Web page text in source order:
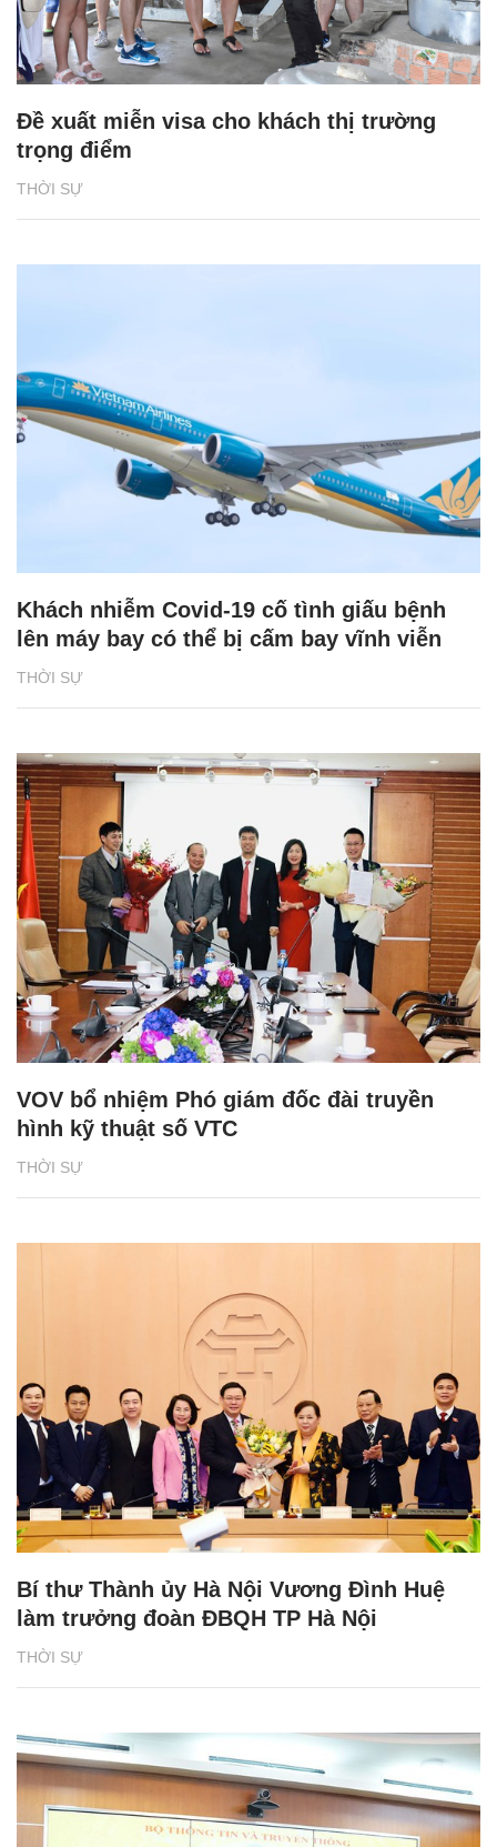
THỜI SỰ
Đề xuất miễn visa cho khách thị trường
trọng điểm
THỜI SỰ
Khách nhiễm Covid-19 cố tình giấu bệnh
lên máy bay có thể bị cấm bay vĩnh viễn
THỜI SỰ
VOV bổ nhiệm Phó giám đốc đài truyền
hình kỹ thuật số VTC
THỜI SỰ
Bí thư Thành ủy Hà Nội Vương Đình Huệ
làm trưởng đoàn ĐBQH TP Hà Nội